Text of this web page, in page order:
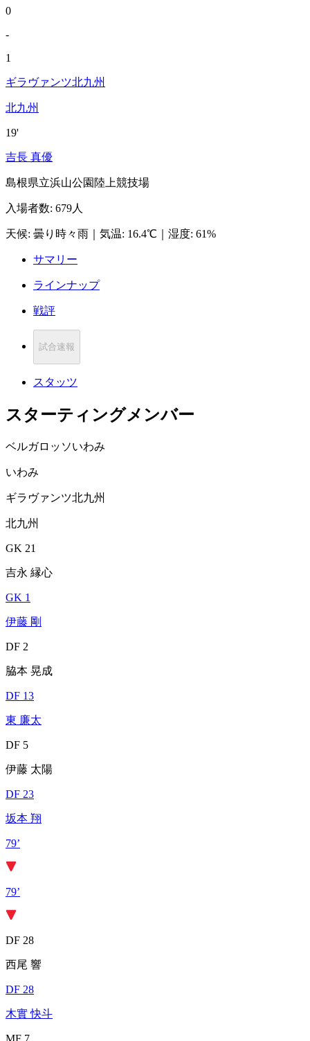
0
-
1
ギラヴァンツ北九州
北九州
19'
吉長 真優
島根県立浜山公園陸上競技場
入場者数: 679人
天候: 曇り時々雨 気温: 16.4℃ 湿度: 61%
サマリー
ラインナップ
戦評
試合速報
スタッツ
スターティングメンバー
ベルガロッソいわみ
いわみ
ギラヴァンツ北九州
北九州
GK 21
吉永 縁心
GK 1
伊藤 剛
DF 2
脇本 晃成
DF 13
東 廉太
DF 5
伊藤 太陽
DF 23
坂本 翔
79’
79’
DF 28
西尾 響
DF 28
木實 快斗
MF 7